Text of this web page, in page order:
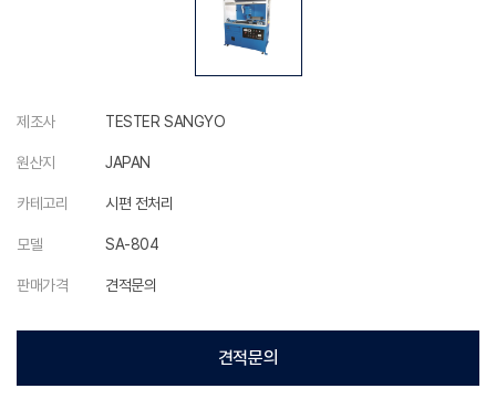
제조사 TESTER SANGYO
원산지 JAPAN
카테고리 시편 전처리
모델 SA-804
판매가격 견적문의
견적문의